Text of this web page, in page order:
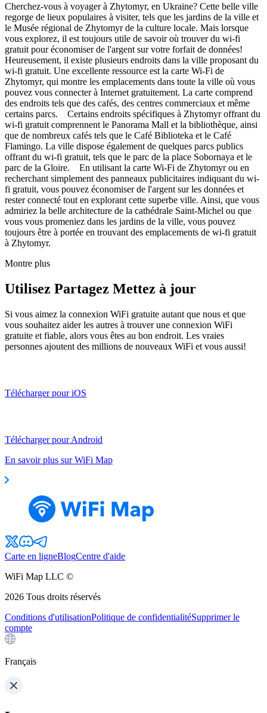
Cherchez-vous à voyager à Zhytomyr, en Ukraine? Cette belle ville
regorge de lieux populaires à visiter, tels que les jardins de la ville et
le Musée régional de Zhytomyr de la culture locale. Mais lorsque
vous explorez, il est toujours utile de savoir où trouver du wi-fi
gratuit pour économiser de l'argent sur votre forfait de données!
Heureusement, il existe plusieurs endroits dans la ville proposant du
wi-fi gratuit. Une excellente ressource est la carte Wi-Fi de
Zhytomyr, qui montre les emplacements dans toute la ville où vous
pouvez vous connecter à Internet gratuitement. La carte comprend
des endroits tels que des cafés, des centres commerciaux et même
certains parcs. Certains endroits spécifiques à Zhytomyr offrant du
wi-fi gratuit comprennent le Panorama Mall et la bibliothèque, ainsi
que de nombreux cafés tels que le Café Biblioteka et le Café
Flamingo. La ville dispose également de quelques parcs publics
offrant du wi-fi gratuit, tels que le parc de la place Sobornaya et le
parc de la Gloire. En utilisant la carte Wi-Fi de Zhytomyr ou en
recherchant simplement des panneaux publicitaires indiquant du wi-
fi gratuit, vous pouvez économiser de l'argent sur les données et
rester connecté tout en explorant cette superbe ville. Ainsi, que vous
admiriez la belle architecture de la cathédrale Saint-Michel ou que
vous vous promeniez dans les jardins de la ville, vous pouvez
toujours être à portée en trouvant des emplacements de wi-fi gratuit
à Zhytomyr.
Montre plus
Utilisez Partagez Mettez à jour
Si vous aimez la connexion WiFi gratuite autant que nous et que
vous souhaitez aider les autres à trouver une connexion WiFi
gratuite et fiable, alors vous êtes au bon endroit. Les vraies
personnes ajoutent des millions de nouveaux WiFi et vous aussi!
Télécharger pour iOS
Télécharger pour Android
En savoir plus sur WiFi Map
Carte en ligneBlogCentre d'aide
WiFi Map LLC ©
2026 Tous droits réservés
Conditions d'utilisationPolitique de confidentialitéSupprimer le
compte
Français